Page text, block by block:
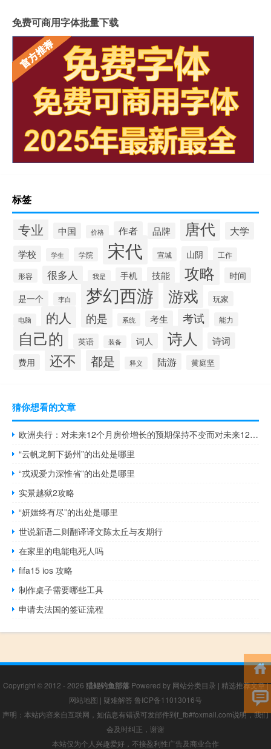
免费可商用字体批量下载
标签
专业 中国 价格 作者 品牌 唐代 大学
学校 学生 学院 宋代 宣城 山阴 工作
形容 很多人 我是 手机 技能 攻略
时间
是一个
李白 梦幻西游 游戏 玩家
电脑 的人 的是 系统 考生 考试 能力
自己的 英语 装备 词人 诗人 诗词
费用 还不 都是 释义 陆游 黄庭坚
猜你想看的文章
欧洲央行：对未来12个月房价增长的预期保持不变而对未来12个月抵押贷款利率的预期略有下降对未来12个月经济增长的预期变得不那么消极而对未来12个月失业率的预期保持不变对未来12个月名义收入增长的预期保持不变而对名义支出增长的预期进一步下降消费者对未来12个月和未来三年的通胀预期均有所下降
“云帆龙舸下扬州”的出处是哪里
“戎观爱力深惟省”的出处是哪里
实景越狱2攻略
“妍媸终有尽”的出处是哪里
世说新语二则翻译译文陈太丘与友期行
在家里的电能电死人吗
fifa15 ios 攻略
制作桌子需要哪些工具
申请去法国的签证流程
Copyright © 2012 - 2026 猎鲲钓鱼部落Powered by 网站分类目录 | 精选推荐文章|
网站地图 | 疑难解答 鲁ICP备11013016号
声明：本站内容来自互联网，如信息有错误可发邮件到f_fb#foxmail.com说明，我们
会及时纠正，谢谢
本站仅为个人兴趣爱好，不接盈利性广告及商业合作